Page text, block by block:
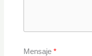
Mensaje